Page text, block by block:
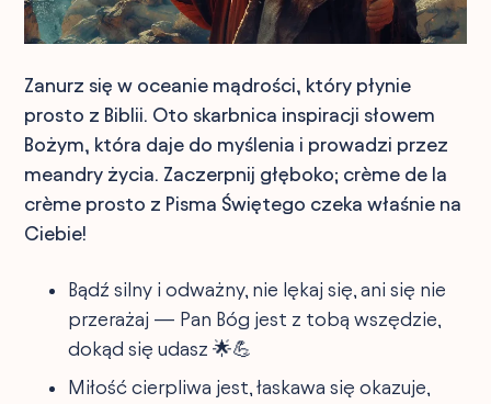
Zanurz się w oceanie mądrości, który płynie
prosto z Biblii. Oto skarbnica inspiracji słowem
Bożym, która daje do myślenia i prowadzi przez
meandry życia. Zaczerpnij głęboko; crème de la
crème prosto z Pisma Świętego czeka właśnie na
Ciebie!
Bądź silny i odważny, nie lękaj się, ani się nie
przerażaj — Pan Bóg jest z tobą wszędzie,
dokąd się udasz 🌟💪
Miłość cierpliwa jest, łaskawa się okazuje,